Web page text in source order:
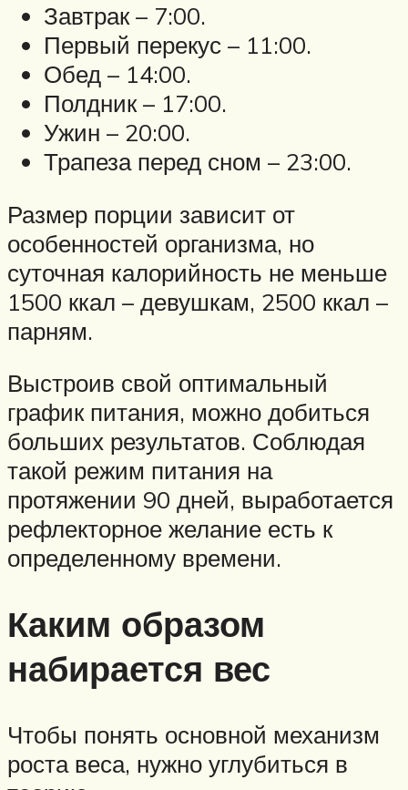
Завтрак – 7:00.
Первый перекус – 11:00.
Обед – 14:00.
Полдник – 17:00.
Ужин – 20:00.
Трапеза перед сном – 23:00.
Размер порции зависит от
особенностей организма, но
суточная калорийность не меньше
1500 ккал – девушкам, 2500 ккал –
парням.
Выстроив свой оптимальный
график питания, можно добиться
больших результатов. Соблюдая
такой режим питания на
протяжении 90 дней, выработается
рефлекторное желание есть к
определенному времени.
Каким образом
набирается вес
Чтобы понять основной механизм
роста веса, нужно углубиться в